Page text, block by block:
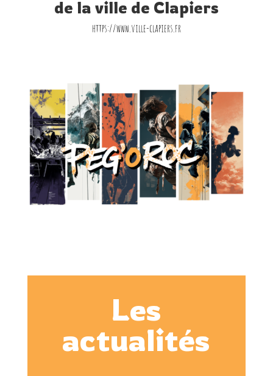
de la ville de Clapiers
https://www.ville-clapiers.fr
Les
actualités